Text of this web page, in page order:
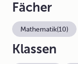
Fächer
Mathematik(10)
Klassen